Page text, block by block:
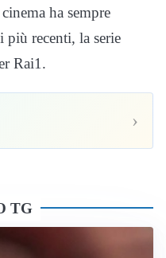
ha sempre
recenti, la serie
Rai1.
›
TG